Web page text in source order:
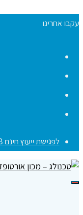
עקבו אחרינו
לפגישת ייעוץ חינם 03-909-8148
תפריט